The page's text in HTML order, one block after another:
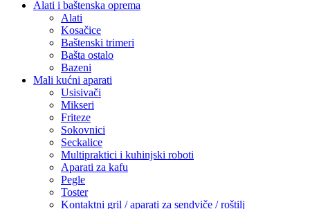
Alati i baštenska oprema
Alati
Kosačice
Baštenski trimeri
Bašta ostalo
Bazeni
Mali kućni aparati
Usisivači
Mikseri
Friteze
Sokovnici
Seckalice
Multipraktici i kuhinjski roboti
Aparati za kafu
Pegle
Toster
Kontaktni gril / aparati za sendviče / roštilj